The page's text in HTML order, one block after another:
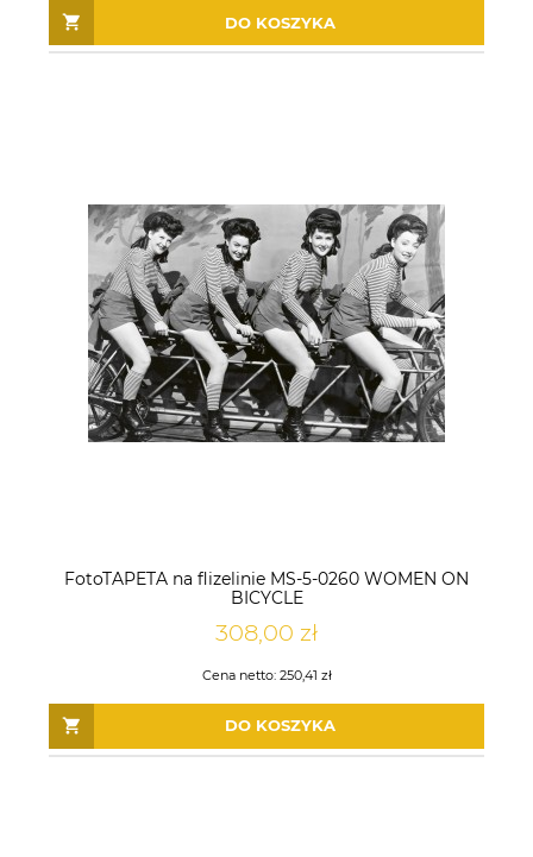
DO KOSZYKA
FotoTAPETA na flizelinie MS-5-0260 WOMEN ON
BICYCLE
308,00 zł
Cena netto: 250,41 zł
DO KOSZYKA